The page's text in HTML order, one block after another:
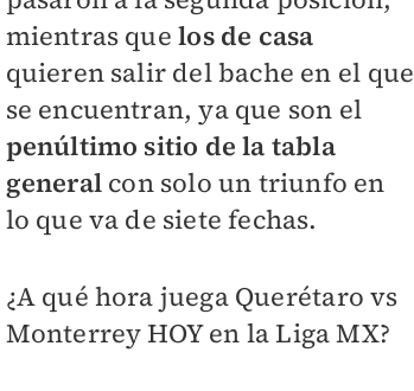
mientras quelos de casa
quieren salir del bache en el que
se encuentran, ya que son el
penúltimo sitio de la tabla
generalcon solo un triunfo en
lo que va de siete fechas.
¿A qué hora juega Querétaro vs
Monterrey HOY en la Liga MX?